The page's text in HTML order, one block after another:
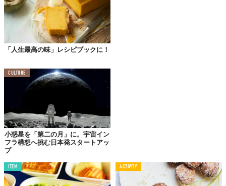
ですが、紐解いていけばこれだって動物系スー
プに魚介のうまみをプラスした、なんちゃって
「人生最高の味」レシピブックに！
CULTURE
小惑星を「第二の月」に。宇宙イン
フラ構想へ挑む日本発スタートアッ
プ
ITEM ACTIVITY